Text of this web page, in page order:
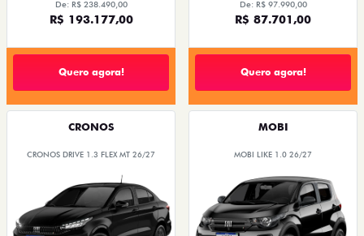
De: R$ 238.490,00
R$ 193.177,00
Quero agora!
De: R$ 97.990,00
R$ 87.701,00
Quero agora!
CRONOS
CRONOS DRIVE 1.3 FLEX MT 26/27
MOBI
MOBI LIKE 1.0 26/27